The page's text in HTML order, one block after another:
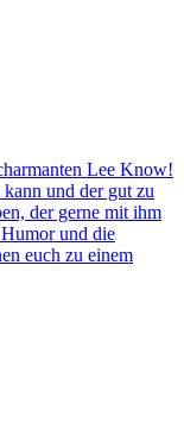
Lee Know!
und der gut zu
der gerne mit ihm
und die
euch zu einem